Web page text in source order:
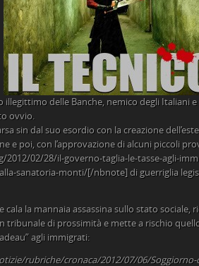
illegittimo delle Banche, nemico degli Italiani
ovvio.
sin dal suo esordio con la creazione
e poi, con l’approvazione di alcuni piccoli
02/28/il-governo-taglia-le-tasse-agli-
sanatoria-monti/[/nbnote] di guerriglia
cala la mannaia assassina sullo stato sociale,
tribunale di prossimità e mette a rischio
agli immigrati:
rubriche/cronaca/2012/07/06/Soggiorno-